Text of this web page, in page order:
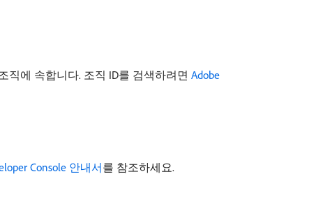
직에 속합니다. 조직 ID를 검색하려면 Adobe
Console 안내서를 참조하세요.